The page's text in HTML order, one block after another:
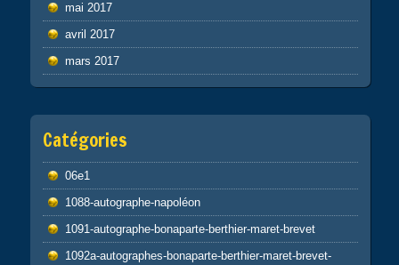
mai 2017
avril 2017
mars 2017
Catégories
06e1
1088-autographe-napoléon
1091-autographe-bonaparte-berthier-maret-brevet
1092a-autographes-bonaparte-berthier-maret-brevet-